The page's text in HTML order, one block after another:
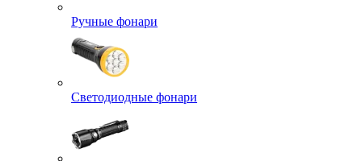
Ручные фонари
Светодиодные фонари